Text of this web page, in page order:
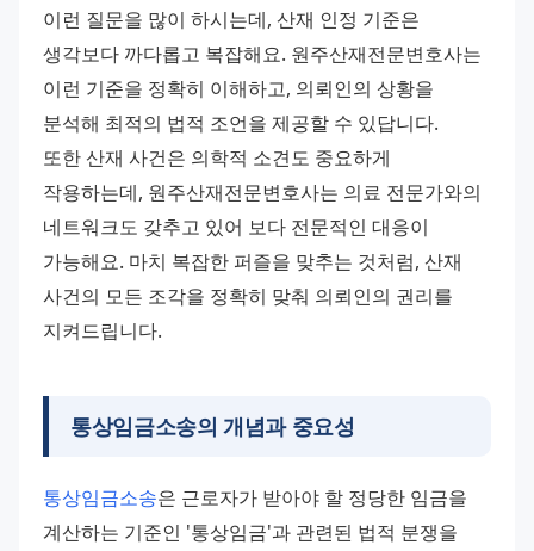
이런 질문을 많이 하시는데, 산재 인정 기준은
생각보다 까다롭고 복잡해요. 원주산재전문변호사는
이런 기준을 정확히 이해하고, 의뢰인의 상황을
분석해 최적의 법적 조언을 제공할 수 있답니다.
또한 산재 사건은 의학적 소견도 중요하게
작용하는데, 원주산재전문변호사는 의료 전문가와의
네트워크도 갖추고 있어 보다 전문적인 대응이
가능해요. 마치 복잡한 퍼즐을 맞추는 것처럼, 산재
사건의 모든 조각을 정확히 맞춰 의뢰인의 권리를
지켜드립니다.
통상임금소송의 개념과 중요성
통상임금소송은 근로자가 받아야 할 정당한 임금을
계산하는 기준인 '통상임금'과 관련된 법적 분쟁을